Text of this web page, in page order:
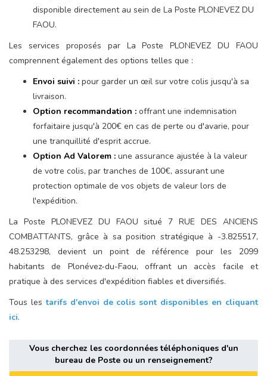
disponible directement au sein de La Poste PLONEVEZ DU
FAOU.
Les services proposés par La Poste PLONEVEZ DU FAOU
comprennent également des options telles que :
Envoi suivi : pour garder un œil sur votre colis jusqu'à sa
livraison.
Option recommandation : offrant une indemnisation
forfaitaire jusqu'à 200€ en cas de perte ou d'avarie, pour
une tranquillité d'esprit accrue.
Option Ad Valorem : une assurance ajustée à la valeur
de votre colis, par tranches de 100€, assurant une
protection optimale de vos objets de valeur lors de
l'expédition.
La Poste PLONEVEZ DU FAOU situé 7 RUE DES ANCIENS
COMBATTANTS, grâce à sa position stratégique à -3.825517,
48.253298, devient un point de référence pour les 2099
habitants de Plonévez-du-Faou, offrant un accès facile et
pratique à des services d'expédition fiables et diversifiés.
Tous lestarifs d'envoi de colis sont disponibles en cliquant
ici.
Vous cherchez les coordonnées téléphoniques d'un
bureau de Poste ou un renseignement?